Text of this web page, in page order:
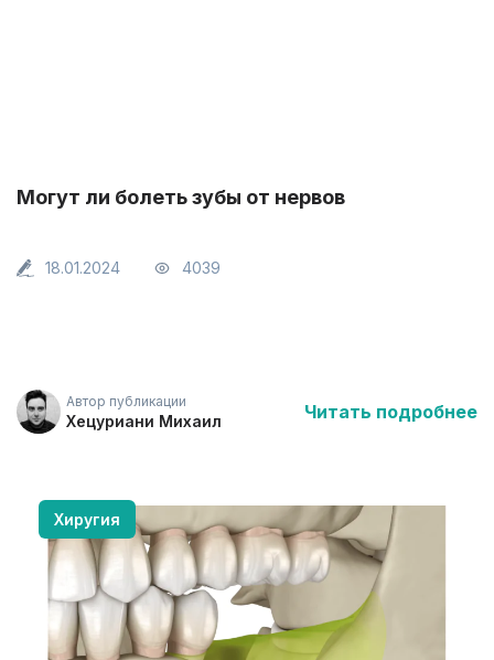
Могут ли болеть зубы от нервов
18.01.2024 4039
Автор публикации
Хецуриани Михаил Читать подробнее
Хиругия